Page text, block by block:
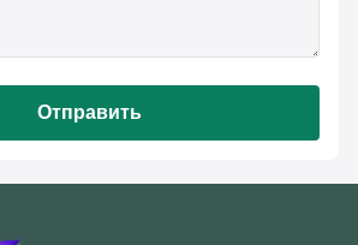
Отправить